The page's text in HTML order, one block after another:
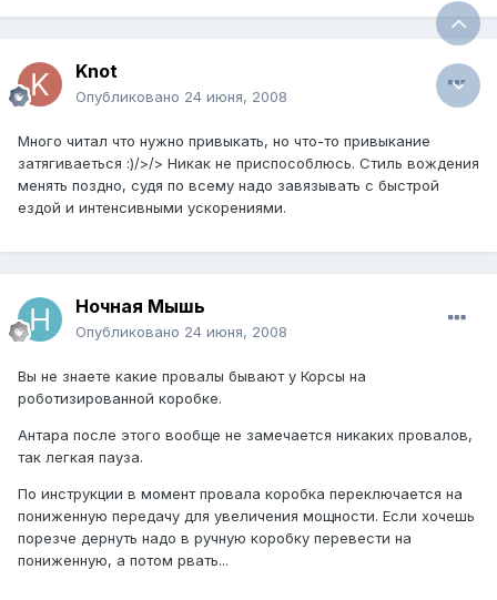
Knot
Опубликовано 24 июня, 2008
Много читал что нужно привыкать, но что-то привыкание
затягиваеться :)/>/> Никак не приспособлюсь. Стиль вождения
менять поздно, судя по всему надо завязывать с быстрой
ездой и интенсивными ускорениями.
Ночная Мышь
Опубликовано 24 июня, 2008
Вы не знаете какие провалы бывают у Корсы на
роботизированной коробке.
Антара после этого вообще не замечается никаких провалов,
так легкая пауза.
По инструкции в момент провала коробка переключается на
пониженную передачу для увеличения мощности. Если хочешь
порезче дернуть надо в ручную коробку перевести на
пониженную, а потом рвать...